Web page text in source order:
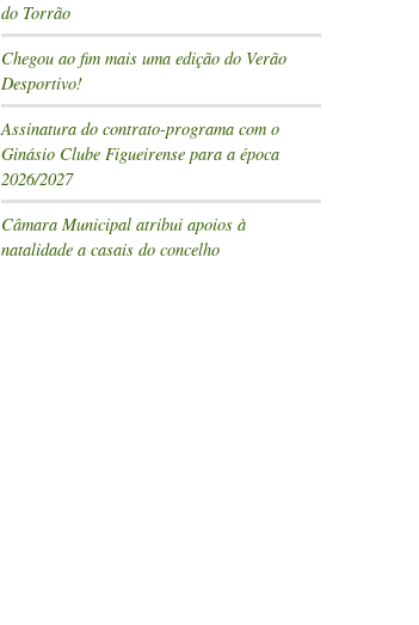
do Torrão
Chegou ao fim mais uma edição do Verão
Desportivo!
Assinatura do contrato-programa com o
Ginásio Clube Figueirense para a época
2026/2027
Câmara Municipal atribui apoios à
natalidade a casais do concelho